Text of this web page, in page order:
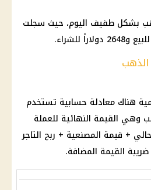
بشكل طفيف اليوم، حيث سجلت
هناك معادلة حسابية تستخدم
القيمة النهائية للعملة
+ قيمة المصنعية + ربح التاجر
القيمة المضافة.